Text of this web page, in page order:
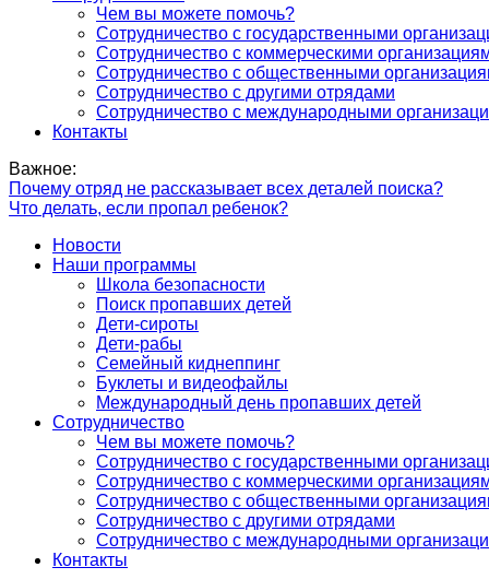
Чем вы можете помочь?
Сотрудничество с государственными
Сотрудничество с коммерческими
Сотрудничество с общественными
Сотрудничество с другими отрядами
Сотрудничество с международными
Контакты
Важное:
Почему отряд не рассказывает всех деталей поиска?
Что делать, если пропал ребенок?
Новости
Наши программы
Школа безопасности
Поиск пропавших детей
Дети-сироты
Дети-рабы
Семейный киднеппинг
Буклеты и видеофайлы
Международный день пропавших детей
Сотрудничество
Чем вы можете помочь?
Сотрудничество с государственными
Сотрудничество с коммерческими
Сотрудничество с общественными
Сотрудничество с другими отрядами
Сотрудничество с международными
Контакты